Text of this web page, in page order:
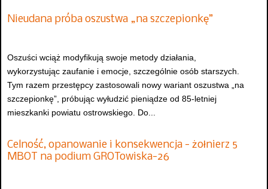
Nieudana próba oszustwa „na szczepionkę”
Oszuści wciąż modyfikują swoje metody działania,
wykorzystując zaufanie i emocje, szczególnie osób starszych.
Tym razem przestępcy zastosowali nowy wariant oszustwa „na
szczepionkę”, próbując wyłudzić pieniądze od 85-letniej
mieszkanki powiatu ostrowskiego. Do...
Celność, opanowanie i konsekwencja - żołnierz 5
MBOT na podium GROTowiska-26